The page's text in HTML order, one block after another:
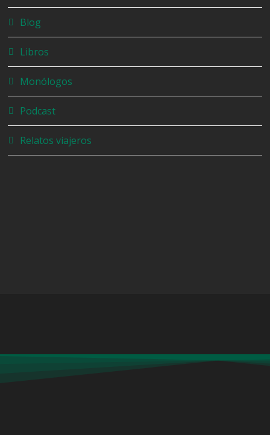
Blog
Libros
Monólogos
Podcast
Relatos viajeros